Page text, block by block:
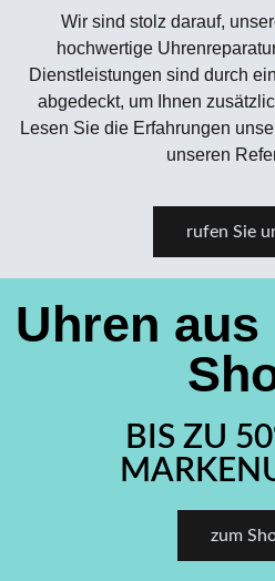
Wir sind stolz darauf,
hochwertige
Dienstleistungen sind durch
abgedeckt, um Ihnen
Lesen Sie die Erfahrungen
unseren
rufen Sie
Uhren
BIS ZU
zum